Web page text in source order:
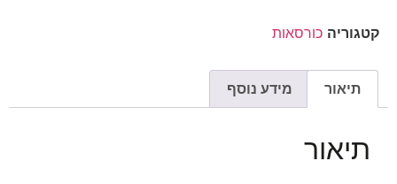
קטגוריה כורסאות
תיאור מידע נוסף
תיאור